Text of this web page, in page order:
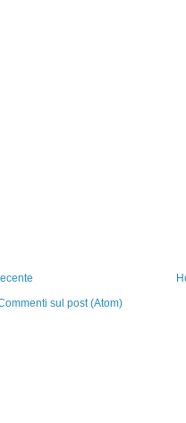
sul post (Atom)